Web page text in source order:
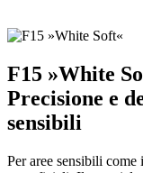
F15 »White
Precisione e
sensibili
Per aree sensibili